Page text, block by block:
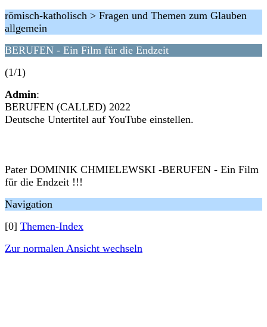
römisch-katholisch > Fragen und Themen zum Glauben
allgemein
BERUFEN - Ein Film für die Endzeit
(1/1)
Admin:
BERUFEN (CALLED) 2022
Deutsche Untertitel auf YouTube einstellen.
Pater DOMINIK CHMIELEWSKI -BERUFEN - Ein Film
für die Endzeit !!!
Navigation
[0] Themen-Index
Zur normalen Ansicht wechseln